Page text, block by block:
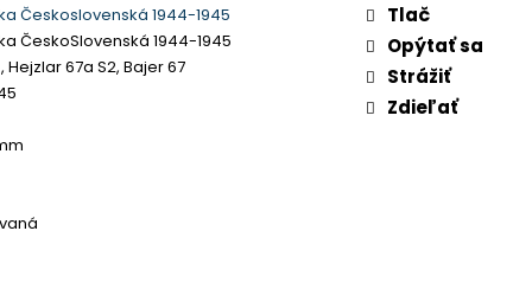
Československá 1944-1945
ČeskoSlovenská 1944-1945
Hejzlar 67a S2, Bajer 67
Tlač
Opýtať sa
Strážiť
Zdieľať